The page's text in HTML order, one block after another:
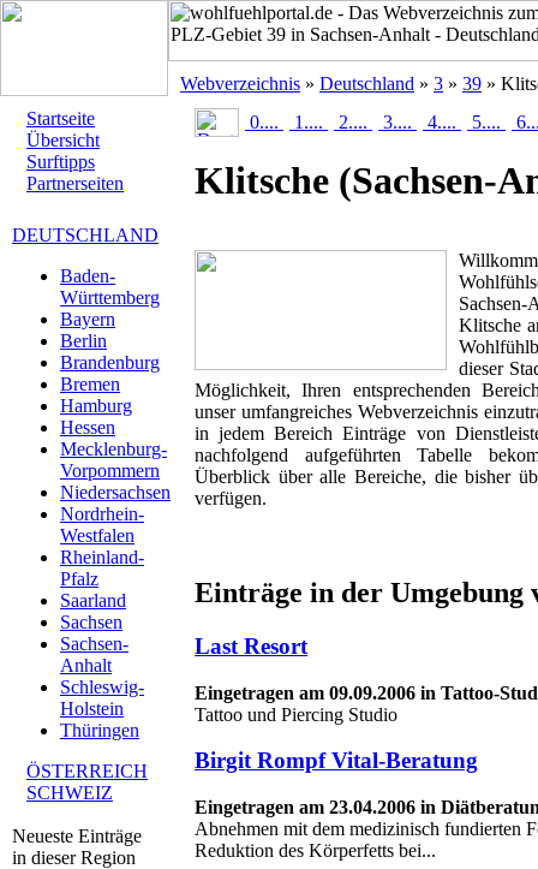
Webverzeichnis » Deutschland » 3 » 39 »
Startseite
Übersicht
Surftipps
Partnerseiten
DEUTSCHLAND
Baden-
Württemberg
Bayern
Berlin
Brandenburg
Bremen
Hamburg
Hessen
Mecklenburg-
Vorpommern
Niedersachsen
Nordrhein-
Westfalen
Rheinland-
Pfalz
Saarland
Sachsen
Sachsen-
Anhalt
Schleswig-
Holstein
Thüringen
ÖSTERREICH
SCHWEIZ
Neueste Einträge
in dieser Region
0.... 1.... 2.... 3.... 4.... 5....
Klitsche (Sachsen-
Klitsche
dieser
Möglichkeit, Ihren entsprechenden
unser umfangreiches Webverzeichnis
in jedem Bereich Einträge von
nachfolgend aufgeführten Tabelle
Überblick über alle Bereiche, die bisher
verfügen.
Einträge in der Umgebung
Last Resort
Eingetragen am 09.09.2006 in Tattoo-
Tattoo und Piercing Studio
Birgit Rompf Vital-Beratung
Eingetragen am 23.04.2006 in
Abnehmen mit dem medizinisch fundierten
Reduktion des Körperfetts bei...